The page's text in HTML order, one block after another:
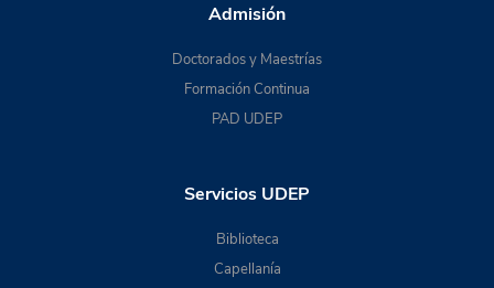
Admisión
Doctorados y Maestrías
Formación Continua
PAD UDEP
Servicios UDEP
Biblioteca
Capellanía